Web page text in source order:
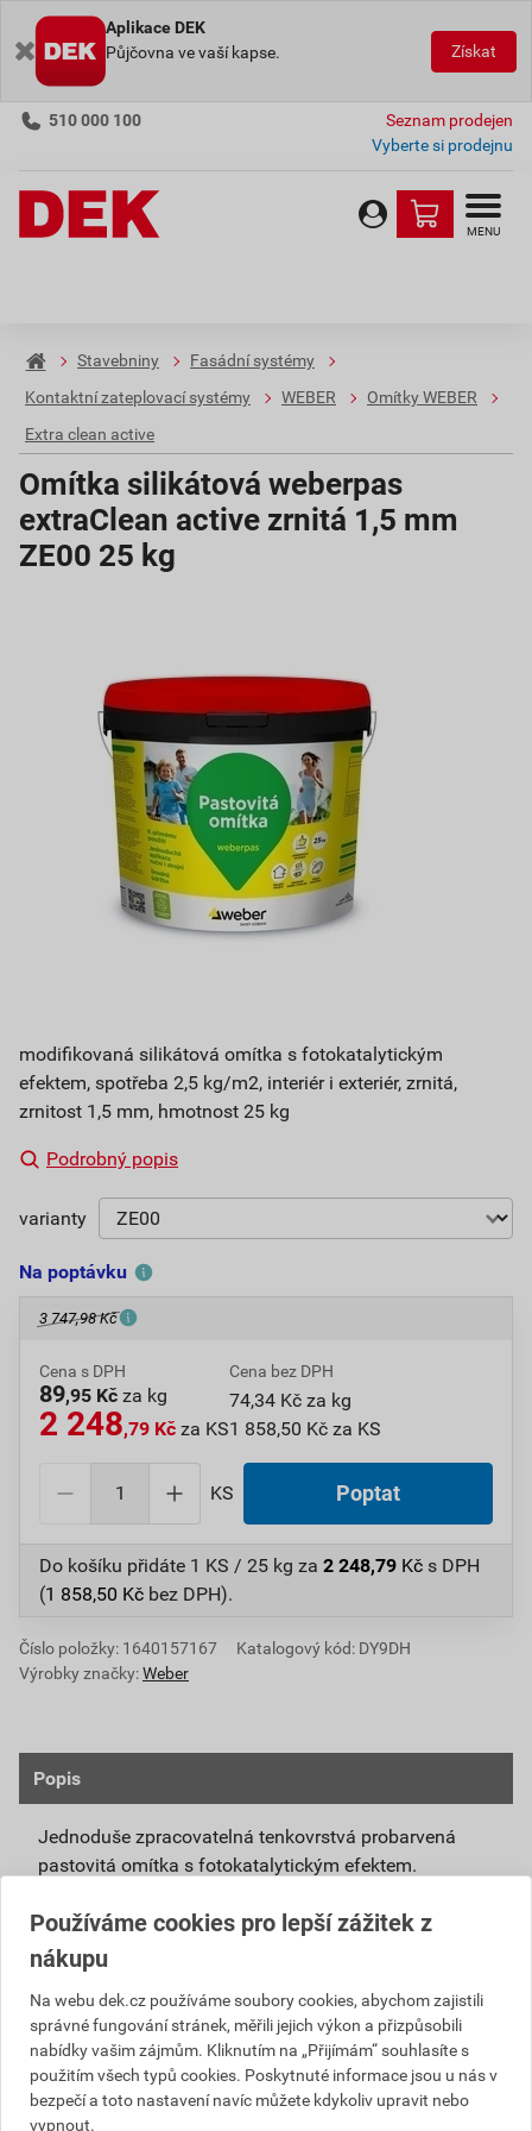
Aplikace DEK
Půjčovna ve vaší kapse.
Získat
510 000 100
Seznam prodejen
Vyberte si prodejnu
MENU
Stavebniny
Fasádní systémy
Kontaktní zateplovací systémy
WEBER
Omítky WEBER
Extra clean active
Omítka silikátová weberpas
extraClean active zrnitá 1,5 mm
ZE00 25 kg
modifikovaná silikátová omítka s fotokatalytickým
efektem, spotřeba 2,5 kg/m2, interiér i exteriér, zrnitá,
zrnitost 1,5 mm, hmotnost 25 kg
Podrobný popis
varianty
Na poptávku
3 747,98 Kč
Cena s DPH
89,95 Kč za kg
2 248,79 Kč za KS
Cena bez DPH
74,34 Kč za kg
1 858,50 Kč za KS
KS Poptat
Do košíku přidáte 1 KS / 25 kg za 2 248,79 Kč s DPH
(1 858,50 Kč bez DPH).
Číslo položky: 1640157167
Katalogový kód: DY9DH
Výrobky značky:Weber
Popis
Jednoduše zpracovatelná tenkovrstvá probarvená
pastovitá omítka s fotokatalytickým efektem.
Připravená k přímému použití se systémovou
penetrací weberpas podklad UNI nebo weberpas
podklad S.
Díky modifikovanému silikátovému pojivu má
omítka weberpas extraClean active vlastnosti
blízké silikátové omítce, není však tak citlivá na
klimatické podmínky při zpracování a zrání.
Unikátní receptura omítky weberpas extraClean
Používáme cookies pro lepší zážitek z
nákupu
Na webu dek.cz používáme soubory cookies, abychom zajistili
správné fungování stránek, měřili jejich výkon a přizpůsobili
nabídky vašim zájmům. Kliknutím na „Přijímám“ souhlasíte s
použitím všech typů cookies. Poskytnuté informace jsou u nás v
bezpečí a toto nastavení navíc můžete kdykoliv upravit nebo
vypnout.